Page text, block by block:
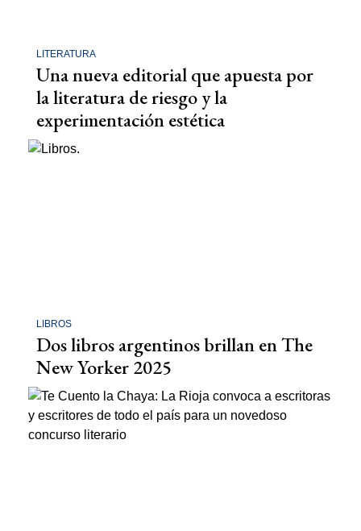
LITERATURA
Una nueva editorial que apuesta por
la literatura de riesgo y la
experimentación estética
LIBROS
Dos libros argentinos brillan en The
New Yorker 2025